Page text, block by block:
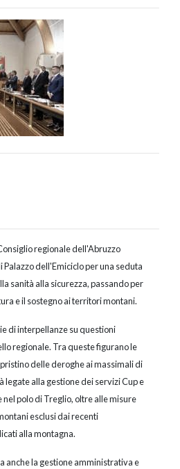
regionale dell'Abruzzo
Palazzo dell'Emiciclo per una seduta
sanità alla sicurezza, passando per
e il sostegno ai territori montani.
di interpellanze su questioni
regionale. Tra queste figurano le
delle deroghe ai massimali di
legate alla gestione dei servizi Cup e
polo di Treglio, oltre alle misure
esclusi dai recenti
alla montagna.
anche la gestione amministrativa e